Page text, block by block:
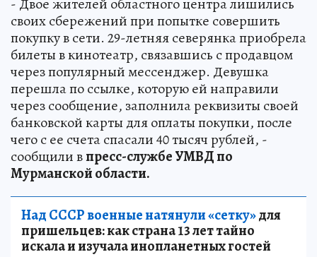
- Двое жителей областного центра лишились
своих сбережений при попытке совершить
покупку в сети. 29-летняя северянка приобрела
билеты в кинотеатр, связавшись с продавцом
через популярный мессенджер. Девушка
перешла по ссылке, которую ей направили
через сообщение, заполнила реквизиты своей
банковской карты для оплаты покупки, после
чего с ее счета спасали 40 тысяч рублей, -
сообщили впресс-службе УМВД по
Мурманской области.
Над СССР военные натянули «сетку»для
пришельцев: как страна 13 лет тайно
искала и изучала инопланетных гостей